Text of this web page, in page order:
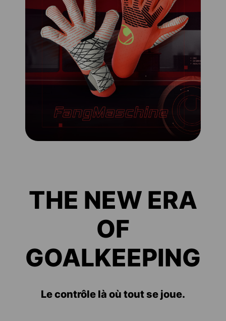
THE NEW ERA
OF
GOALKEEPING
Le contrôle là où tout se joue.